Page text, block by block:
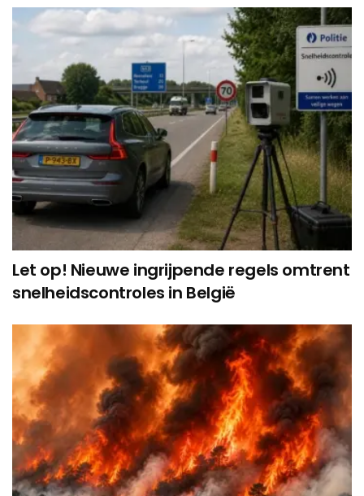
Let op! Nieuwe ingrijpende regels omtrent
snelheidscontroles in België